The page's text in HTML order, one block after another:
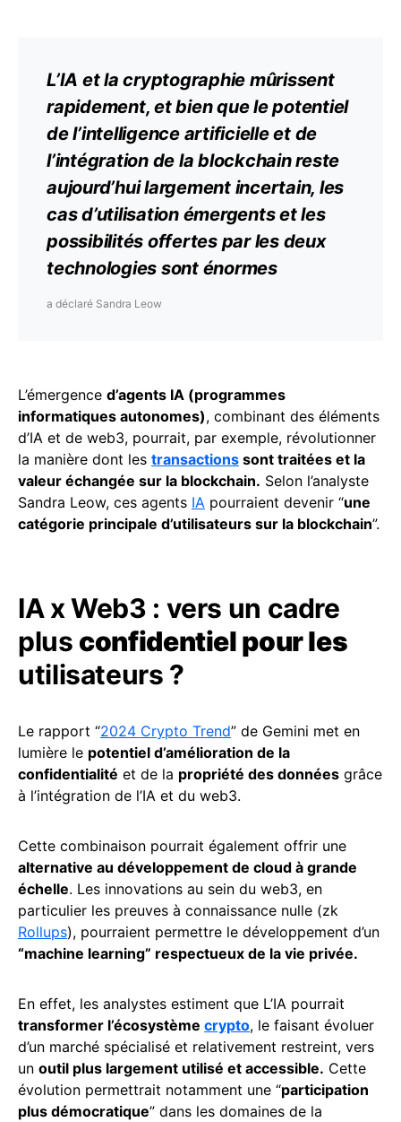
L’IA et lacryptographie mûrissent
rapidement, et bien que le potentiel
de l’intelligence artificielle et de
l’intégration de la blockchain reste
aujourd’hui largement incertain, les
cas d’utilisation émergents et les
possibilités offertes par les deux
technologies sont énormes
a déclaré Sandra Leow
L’émergence d’agents IA (programmes
informatiques autonomes), combinant des éléments
d’IA et de web3, pourrait, par exemple, révolutionner
la manière dont les transactions sont traitées et la
valeur échangée sur la blockchain. Selon l’analyste
Sandra Leow, ces agents IA pourraient devenir “une
catégorie principale d’utilisateurs sur la blockchain”.
IA x Web3 : vers un cadre
plus confidentiel pour les
utilisateurs ?
Le rapport “2024 Crypto Trend” de Gemini met en
lumière le potentiel d’amélioration de la
confidentialité et de la propriété des données grâce
à l’intégration de l’IA et du web3.
Cette combinaison pourrait également offrir une
alternative au développement de cloud à grande
échelle. Les innovations au sein du web3, en
particulier les preuves à connaissance nulle (zk
Rollups), pourraient permettre le développement d’un
“machine learning” respectueux de la vie privée.
En effet, les analystes estiment que L’IA pourrait
transformer l’écosystème crypto, le faisant évoluer
d’un marché spécialisé et relativement restreint, vers
un outil plus largement utilisé et accessible. Cette
évolution permettrait notamment une “participation
plus démocratique” dans les domaines de la